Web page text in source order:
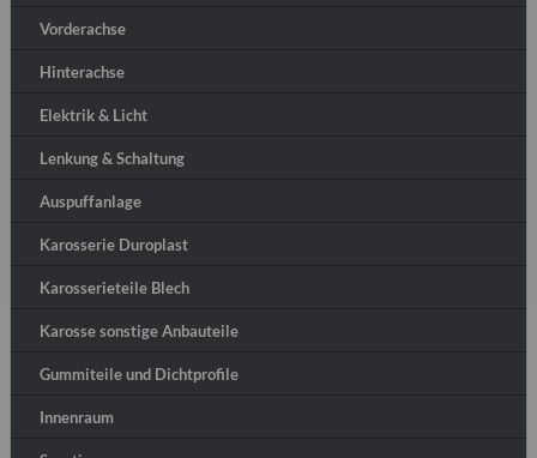
Vorderachse
Hinterachse
Elektrik & Licht
Lenkung & Schaltung
Auspuffanlage
Karosserie Duroplast
Karosserieteile Blech
Karosse sonstige Anbauteile
Gummiteile und Dichtprofile
Innenraum